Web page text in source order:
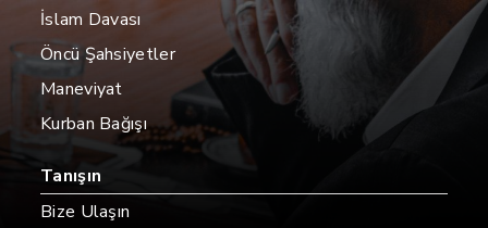
İslam Davası
Öncü Şahsiyetler
Maneviyat
Kurban Bağışı
Tanışın
Bize Ulaşın